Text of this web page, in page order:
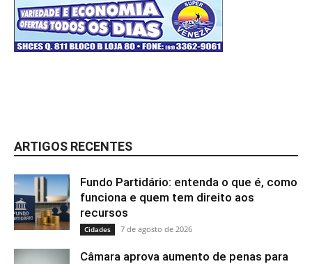
ARTIGOS RECENTES
Fundo Partidário: entenda o que é, como
funciona e quem tem direito aos
recursos
Cidades 7 de agosto de 2026
Câmara aprova aumento de penas para